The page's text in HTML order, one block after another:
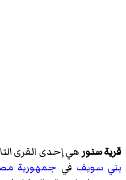
قرية سنورهي إحدى القرى
بني سويف في جمهورية